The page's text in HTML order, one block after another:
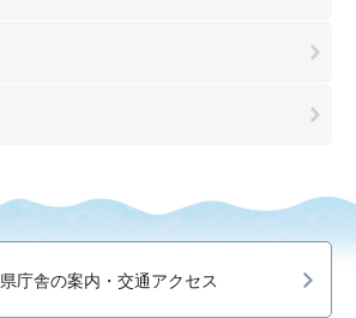
県庁舎の案内・交通アクセス